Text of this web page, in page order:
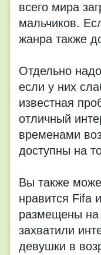
всего мира
мальчиков.
жанра также
Отдельно
если у них
известная
отличный
временами
доступны на
Вы также
нравится Fifa
размещены на
захватили
девушки в